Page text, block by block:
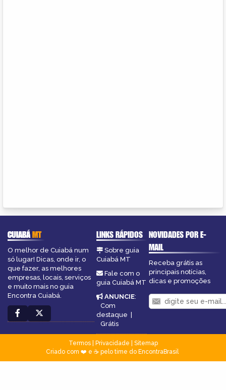
CUIABÁMT
O melhor de Cuiabá num
só lugar! Dicas, onde ir, o
que fazer, as melhores
empresas, locais, serviços
e muito mais no guia
Encontra Cuiabá.
LINKS RÁPIDOS
Sobre guia
Cuiabá MT
Fale com o
guia Cuiabá MT
ANUNCIE:
Com
destaque |
Grátis
NOVIDADES POR E-
MAIL
Receba grátis as
principais notícias,
dicas e promoções
Termos| Privacidade
Sitemap
Criado com ❤️ e ☕ pelo time do EncontraBrasil